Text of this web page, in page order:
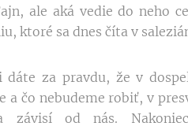
ale aká vedie do neho
ktoré sa dnes číta v
dáte za pravdu, že v
a čo nebudeme robiť, v
závisí od nás.